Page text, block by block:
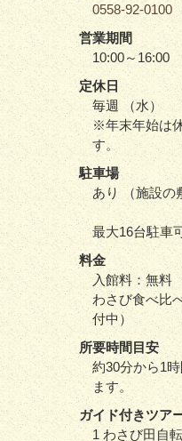
0558-92-0100
営業期間
10:00～16:00
定休日
毎週 （水）
※年末年始は
す。
駐車場
あり （施設の
最大16台駐車
料金
入館料：無料
わさび食べ比
付中）
所要時間目安
約30分から1
ます。
ガイド付きツア
1 わさび田自